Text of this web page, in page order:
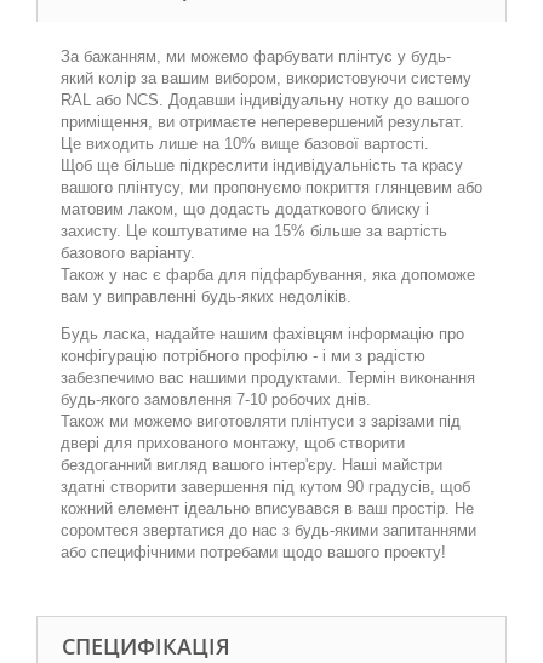
За бажанням, ми можемо фарбувати плінтус у будь-
який колір за вашим вибором, використовуючи систему
RAL або NCS. Додавши індивідуальну нотку до вашого
приміщення, ви отримаєте неперевершений результат.
Це виходить лише на 10% вище базової вартості.
Щоб ще більше підкреслити індивідуальність та красу
вашого плінтусу, ми пропонуємо покриття глянцевим або
матовим лаком, що додасть додаткового блиску і
захисту. Це коштуватиме на 15% більше за вартість
базового варіанту.
Також у нас є фарба для підфарбування, яка допоможе
вам у виправленні будь-яких недоліків.
Будь ласка, надайте нашим фахівцям інформацію про
конфігурацію потрібного профілю - і ми з радістю
забезпечимо вас нашими продуктами. Термін виконання
будь-якого замовлення 7-10 робочих днів.
Також ми можемо виготовляти плінтуси з зарізами під
двері для прихованого монтажу, щоб створити
бездоганний вигляд вашого інтер'єру. Наші майстри
здатні створити завершення під кутом 90 градусів, щоб
кожний елемент ідеально вписувався в ваш простір. Не
соромтеся звертатися до нас з будь-якими запитаннями
або специфічними потребами щодо вашого проекту!
СПЕЦИФІКАЦІЯ